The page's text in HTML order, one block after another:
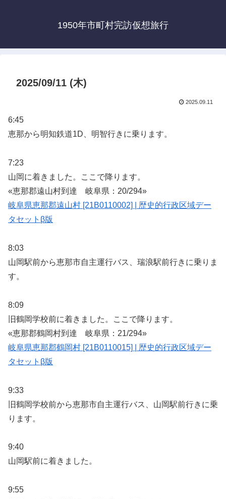
1950年市町村完訪仮想旅行
2025/09/11 (木)
2025.09.11
6:45
恵那から明知鉄道1D、明智行きに乗ります。
7:23
山岡に着きました。ここで降ります。
«恵那郡遠山村到達 岐阜県：20/294»
岐阜県恵那郡遠山村 [21B0110002] | 歴史的行政区域デー
タセットβ版
8:03
山岡駅前から恵那市自主運行バス、瑞浪駅前行きに乗りま
す。
8:09
旧鶴岡学校前に着きました。ここで降ります。
«恵那郡鶴岡村到達 岐阜県：21/294»
岐阜県恵那郡鶴岡村 [21B0110015] | 歴史的行政区域デー
タセットβ版
9:33
旧鶴岡学校前から恵那市自主運行バス、山岡駅前行きに乗
ります。
9:40
山岡駅前に着きました。
9:55